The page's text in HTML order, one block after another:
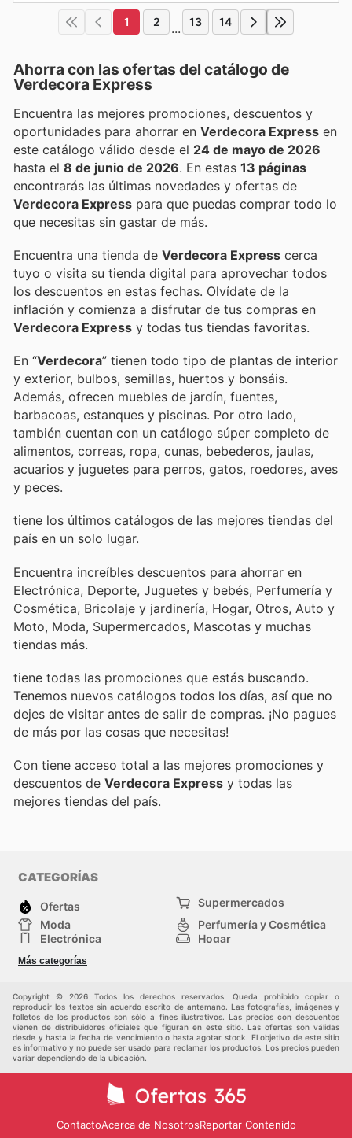
1 2 ... 13 14
Ahorra con las ofertas del catálogo de
Verdecora Express
Encuentra las mejores promociones, descuentos y
oportunidades para ahorrar en Verdecora Express en
este catálogo válido desde el 24 de mayo de 2026
hasta el 8 de junio de 2026 . En estas 13 páginas
encontrarás las últimas novedades y ofertas de
Verdecora Express para que puedas comprar todo lo
que necesitas sin gastar de más.
Encuentra una tienda de Verdecora Express cerca
tuyo o visita su tienda digital para aprovechar todos
los descuentos en estas fechas. Olvídate de la
inflación y comienza a disfrutar de tus compras en
Verdecora Express y todas tus tiendas favoritas.
En “Verdecora” tienen todo tipo de plantas de interior
y exterior, bulbos, semillas, huertos y bonsáis.
Además, ofrecen muebles de jardín, fuentes,
barbacoas, estanques y piscinas. Por otro lado,
también cuentan con un catálogo súper completo de
alimentos, correas, ropa, cunas, bebederos, jaulas,
acuarios y juguetes para perros, gatos, roedores, aves
y peces.
tiene los últimos catálogos de las mejores tiendas del
país en un solo lugar.
Encuentra increíbles descuentos para ahorrar en
Electrónica, Deporte, Juguetes y bebés, Perfumería y
Cosmética, Bricolaje y jardinería, Hogar, Otros, Auto y
Moto, Moda, Supermercados, Mascotas y muchas
tiendas más.
tiene todas las promociones que estás buscando.
Tenemos nuevos catálogos todos los días, así que no
dejes de visitar antes de salir de compras. ¡No pagues
de más por las cosas que necesitas!
Con tiene acceso total a las mejores promociones y
descuentos de Verdecora Express y todas las
mejores tiendas del país.
CATEGORÍAS
Ofertas
Supermercados
Moda
Perfumería y Cosmética
Electrónica
Hogar
Deporte
Juguetes y bebés
Más categorías
Copyright © 2026 Todos los derechos reservados. Queda prohibido copiar o
reproducir los textos sin acuerdo escrito de antemano. Las fotografías, imágenes y
folletos de los productos son sólo a fines ilustrativos. Las precios con descuentos
vienen de distribuidores oficiales que figuran en este sitio. Las ofertas son válidas
desde y hasta la fecha de vencimiento o hasta agotar stock. El objetivo de este sitio
es informativo y no puede ser usado para reclamar los productos. Los precios pueden
variar dependiendo de la ubicación.
ContactoAcerca de NosotrosReportar Contenido